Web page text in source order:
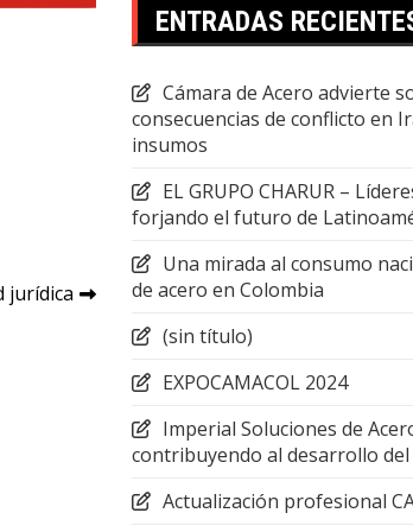
jurídica
ENTRADAS
Cámara de Acero advierte
consecuencias de conflicto en
insumos
EL GRUPO CHARUR –
forjando el futuro de
Una mirada al consumo
de acero en Colombia
(sin título)
EXPOCAMACOL 2024
Imperial Soluciones de
contribuyendo al desarrollo
Actualización profesional